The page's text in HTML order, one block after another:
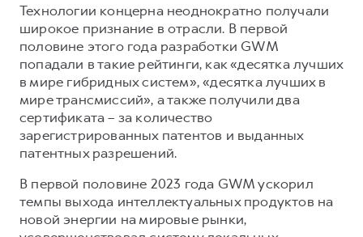
Технологии концерна неоднократно получали
широкое признание в отрасли. В первой
половине этого года разработки GWM
попадали в такие рейтинги, как «десятка лучших
в мире гибридных систем», «десятка лучших в
мире трансмиссий», а также получили два
сертификата – за количество
зарегистрированных патентов и выданных
патентных разрешений.
В первой половине 2023 года GWM ускорил
темпы выхода интеллектуальных продуктов на
новой энергии на мировые рынки,